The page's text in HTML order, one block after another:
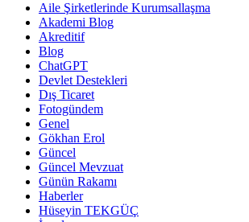
Aile Şirketlerinde Kurumsallaşma
Akademi Blog
Akreditif
Blog
ChatGPT
Devlet Destekleri
Dış Ticaret
Fotogündem
Genel
Gökhan Erol
Güncel
Güncel Mevzuat
Günün Rakamı
Haberler
Hüseyin TEKGÜÇ